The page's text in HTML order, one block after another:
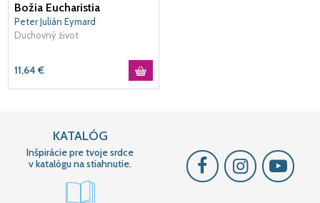
Božia Eucharistia
Peter Julián Eymard
Duchovný život
11,64 €
KATALÓG
Inšpirácie pre tvoje srdce
v katalógu na stiahnutie.